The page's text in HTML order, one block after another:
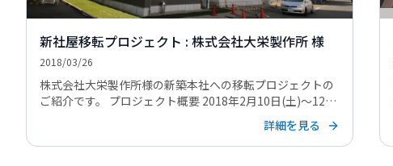
新社屋移転プロジェクト : 株式会社大栄製作所 様
2018/03/26
株式会社大栄製作所様の新築本社への移転プロジェクトの
ご紹介です。 プロジェクト概要 2018年2月10日(土)～12日
(月)の3日間で、本社工場敷地内に新築した新社屋に移転す
る業務を実施させていだきました。 【お客様概要 […]
詳細を見る